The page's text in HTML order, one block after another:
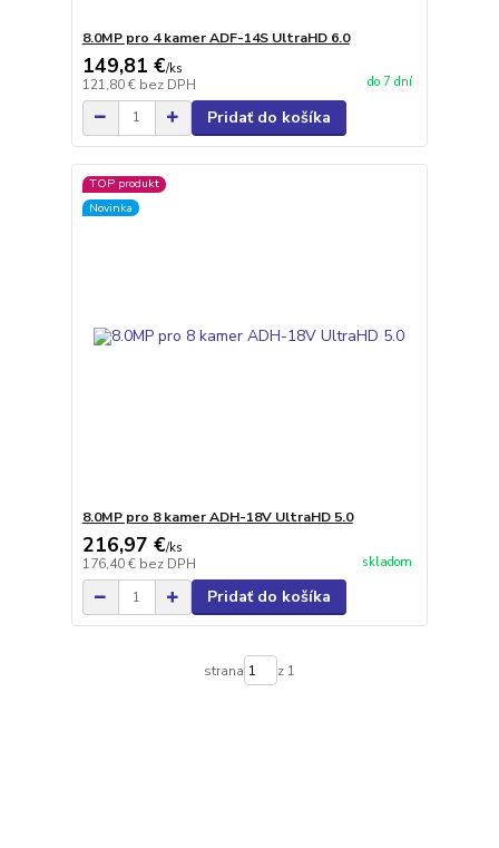
8.0MP pro 4 kamer ADF-14S UltraHD 6.0
149,81 €/ks
121,80 € bez DPH do 7 dní
Pridať do košíka
TOP produkt
Novinka
8.0MP pro 8 kamer ADH-18V UltraHD 5.0
216,97 €/ks
176,40 € bez DPH skladom
Pridať do košíka
strana z 1